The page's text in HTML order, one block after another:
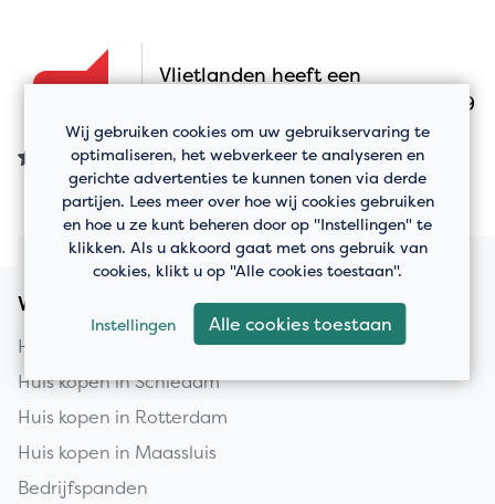
8
Vlietlanden heeft een
uit 69
beoordelingen.
Woningaanbod
Huis kopen in Vlaardingen
Huis kopen in Schiedam
Huis kopen in Rotterdam
Huis kopen in Maassluis
Bedrijfspanden
Wij gebruiken cookies om uw gebruikservaring te
optimaliseren, het webverkeer te analyseren en
gerichte advertenties te kunnen tonen via derde
partijen. Lees meer over hoe wij cookies gebruiken
en hoe u ze kunt beheren door op "Instellingen" te
klikken. Als u akkoord gaat met ons gebruik van
cookies, klikt u op "Alle cookies toestaan".
Instellingen Alle cookies toestaan